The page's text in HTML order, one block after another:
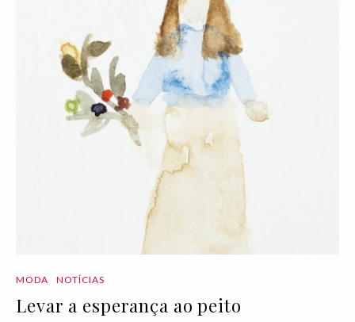
MODA NOTÍCIAS
Levar a esperança ao peito